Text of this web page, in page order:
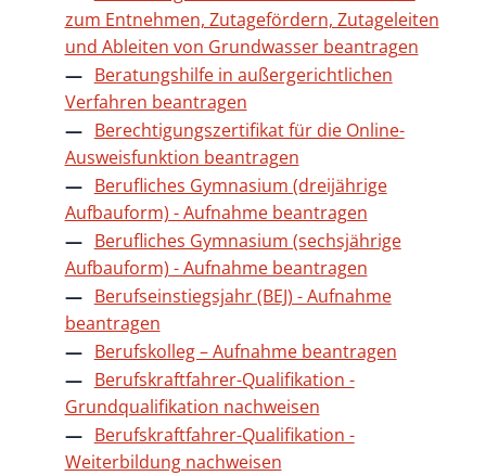
zum Entnehmen, Zutagefördern, Zutageleiten
und Ableiten von Grundwasser beantragen
Beratungshilfe in außergerichtlichen
Verfahren beantragen
Berechtigungszertifikat für die Online-
Ausweisfunktion beantragen
Berufliches Gymnasium (dreijährige
Aufbauform) - Aufnahme beantragen
Berufliches Gymnasium (sechsjährige
Aufbauform) - Aufnahme beantragen
Berufseinstiegsjahr (BEJ) - Aufnahme
beantragen
Berufskolleg – Aufnahme beantragen
Berufskraftfahrer-Qualifikation -
Grundqualifikation nachweisen
Berufskraftfahrer-Qualifikation -
Weiterbildung nachweisen